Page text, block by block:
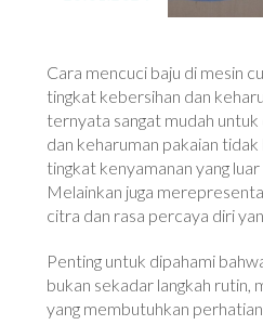
Cara mencuci baju di mesin
tingkat kebersihan dan
ternyata sangat mudah
dan keharuman pakaian
tingkat kenyamanan yang luar
Melainkan juga
citra dan rasa percaya diri
Penting untuk dipahami
bukan sekadar langkah rutin,
yang membutuhkan